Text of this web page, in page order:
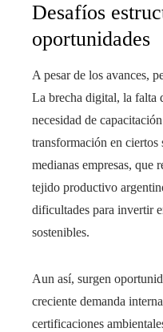
Desafíos
oportunidades
A pesar de los avances,
La brecha digital, la falta
necesidad de
transformación en ciertos
medianas empresas, que
tejido productivo
dificultades para invertir
sostenibles.
Aun así, surgen
creciente demanda
certificaciones